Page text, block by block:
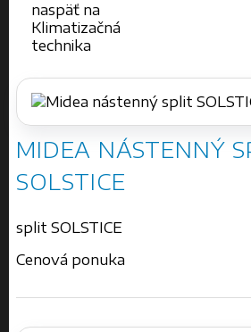
naspäť na
Klimatizačná
technika
MIDEA NÁSTENNÝ
SOLSTICE
split SOLSTICE
Cenová ponuka